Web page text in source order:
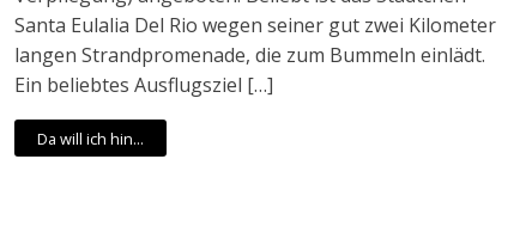
Santa Eulalia Del Rio wegen seiner gut zwei Kilometer
langen Strandpromenade, die zum Bummeln einlädt.
Ein beliebtes Ausflugsziel […]
Da will ich hin...